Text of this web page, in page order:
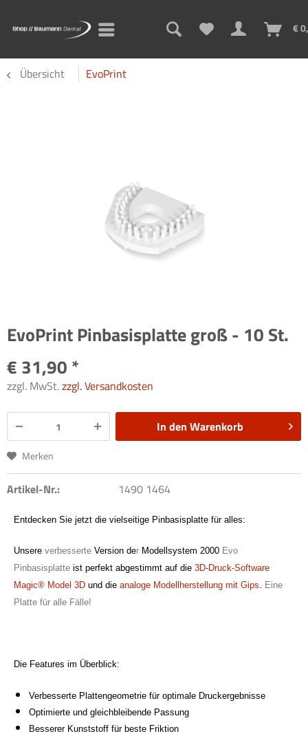
€
Übersicht EvoPrint
EvoPrint Pinbasisplatte groß - 10 St.
€ 31,90 *
zzgl. MwSt.zzgl. Versandkosten
In den Warenkorb
Merken
Artikel-Nr.: 1490 1464
Entdecken Sie jetzt die vielseitige Pinbasisplatte für alles:
Unsere verbesserte Version der Modellsystem 2000 Evo
Pinbasisplatte ist perfekt abgestimmt auf die 3D-Druck-Software
Magic® Model 3D und die analoge Modellherstellung mit Gips. Eine
Platte für alle Fälle!
Die Features im Überblick:
Verbesserte Plattengeometrie für optimale Druckergebnisse
Optimierte und gleichbleibende Passung
Besserer Kunststoff für beste Friktion